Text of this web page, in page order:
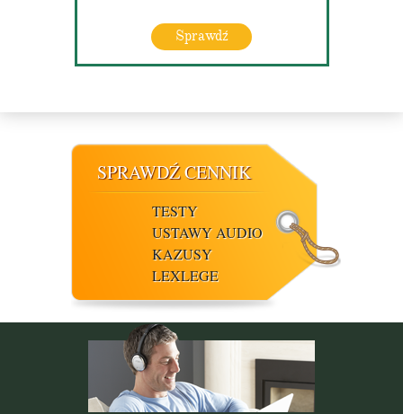
Sprawdź
SPRAWDŹ CENNIK
TESTY
USTAWY AUDIO
KAZUSY
LEXLEGE